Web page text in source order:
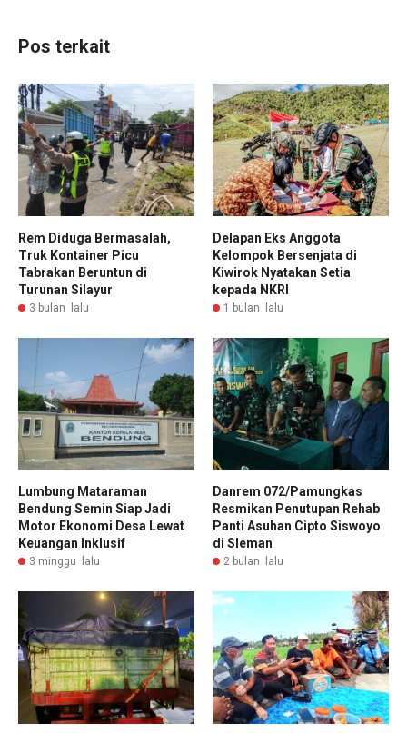
Pos terkait
Rem Diduga Bermasalah,
Truk Kontainer Picu
Tabrakan Beruntun di
Turunan Silayur
3 bulan lalu
Delapan Eks Anggota
Kelompok Bersenjata di
Kiwirok Nyatakan Setia
kepada NKRI
1 bulan lalu
Lumbung Mataraman
Bendung Semin Siap Jadi
Motor Ekonomi Desa Lewat
Keuangan Inklusif
3 minggu lalu
Danrem 072/Pamungkas
Resmikan Penutupan Rehab
Panti Asuhan Cipto Siswoyo
di Sleman
2 bulan lalu